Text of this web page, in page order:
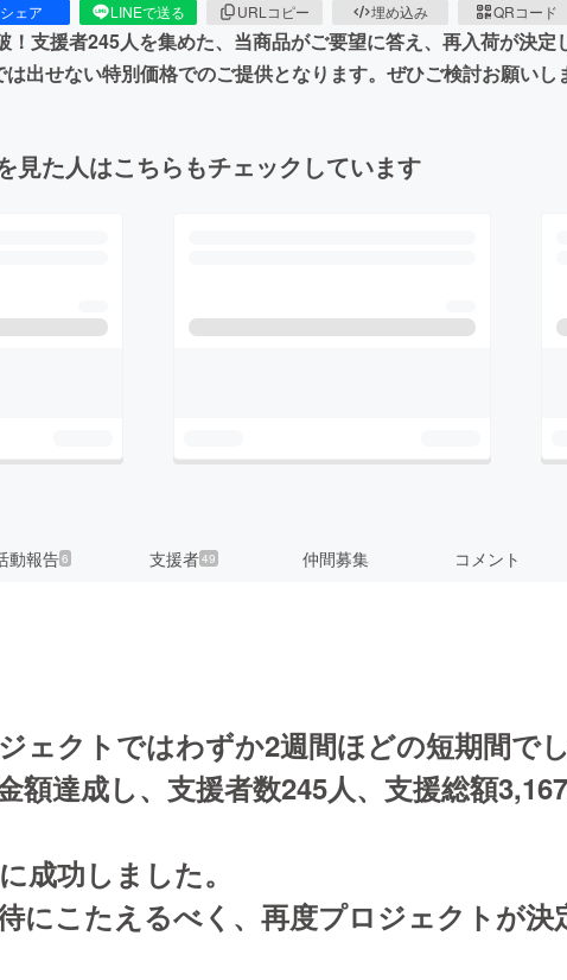
シェア LINEで送る URLコピー 埋め込み QRコード
！支援者245人を集めた、当商品がご要望に答え、再入荷が決
出せない特別価格でのご提供となります。ぜひご検討お願いし
見た人はこちらもチェックしています
動報告6 支援者49 仲間募集 コメント
ェクトではわずか2週間ほどの短期間で
額達成し、支援者数245人、支援総額
成功しました。
にこたえるべく、再度プロジェクトが決